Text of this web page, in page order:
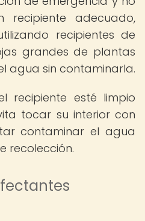
recipiente adecuado,
recipientes de
grandes de plantas
agua sin contaminarla.
recipiente esté limpio
tocar su interior con
contaminar el agua
recolección.